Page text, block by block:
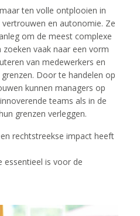
ten volle ontplooien in
en autonomie. Ze
om de meest complexe
vaak naar een vorm
van medewerkers en
Door te handelen op
kunnen managers op
teams als in de
grenzen verleggen.
rechtstreekse impact heeft
essentieel is voor de